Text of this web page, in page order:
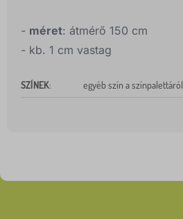
- méret: átmérő 150 cm
- kb. 1 cm vastag
SZÍNEK: egyéb szín a színpalettáról